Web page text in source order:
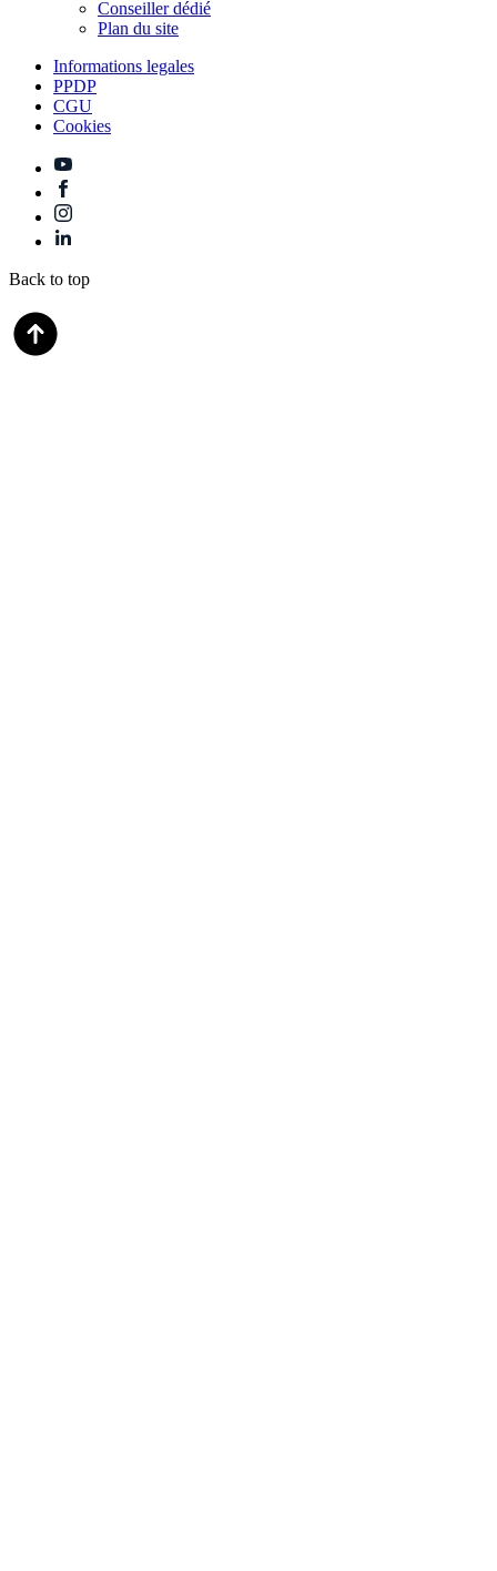
Conseiller dédié
Plan du site
Informations legales
PPDP
CGU
Cookies
Back to top